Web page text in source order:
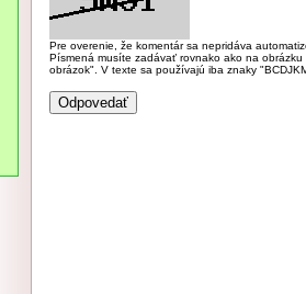
Pre overenie, že komentár sa nepridáva
Písmená musíte zadávať rovnako ako na
obrázok". V texte sa používajú iba znaky